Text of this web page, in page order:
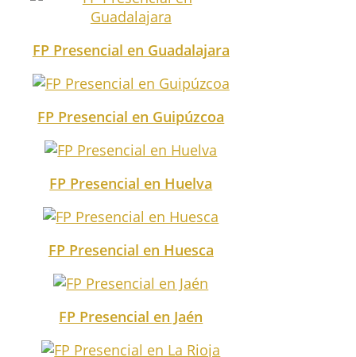
FP Presencial en Guadalajara
FP Presencial en Guipúzcoa
FP Presencial en Huelva
FP Presencial en Huesca
FP Presencial en Jaén